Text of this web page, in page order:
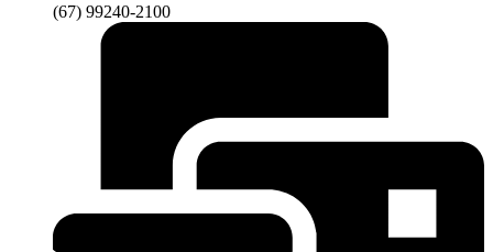
(67) 99240-2100